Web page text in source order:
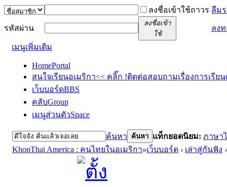
ลงชื่อเข้าใช้ถาวร ลืม
รหัสผ่าน
ลงชื่อเข้า
ใช้
ลง
เมนูเพิ่มเติม
HomePortal
สนใจเรียนอเมริกา<< คลิ๊ก !ติดต่อสอบถามเรื่องการเรีย
เว็บบอร์ดBBS
คลับGroup
เมนูส่วนตัวSpace
ค้นหา ค้นหา แท็กยอดนิยม: ภาษา
KhonThai America : คนไทยในอเมริกา»เว็บบอร์ด › เล่าสู่กันฟัง ›